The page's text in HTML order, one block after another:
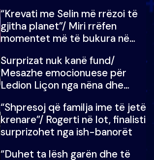
“Krevati me Selin më rrëzoi të
gjitha planet”/ Miri rrëfen
momentet më të bukura në
mungojë zilja e mëngjesit kur…
Surprizat nuk kanë fund/
Mesazhe emocionuese për
Ledion Liçon nga nëna dhe
mban dot lotët: Nuk meritoj…
“Shpresoj që familja ime të jetë
krenare”/ Rogerti në lot, finalisti
surprizohet nga ish-banorët
“Duhet ta lësh garën dhe të